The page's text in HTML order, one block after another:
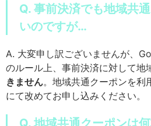
Q. 事前決済でも地域共
いのですが…
A. 大変申し訳ございませんが、
のルール上、事前決済に対して地
きません。地域共通クーポンを利
にて改めてお申し込みください。
Q. 地域共通クーポンは